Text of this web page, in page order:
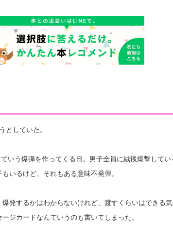
としていた。
いう爆弾を作ってくる日。男子全員に絨毯爆撃して
いるけど、それもある意味不発弾。
発するかはわからないけれど、渡すくらいはできる
ジカードなんていうのも書いてしまった。